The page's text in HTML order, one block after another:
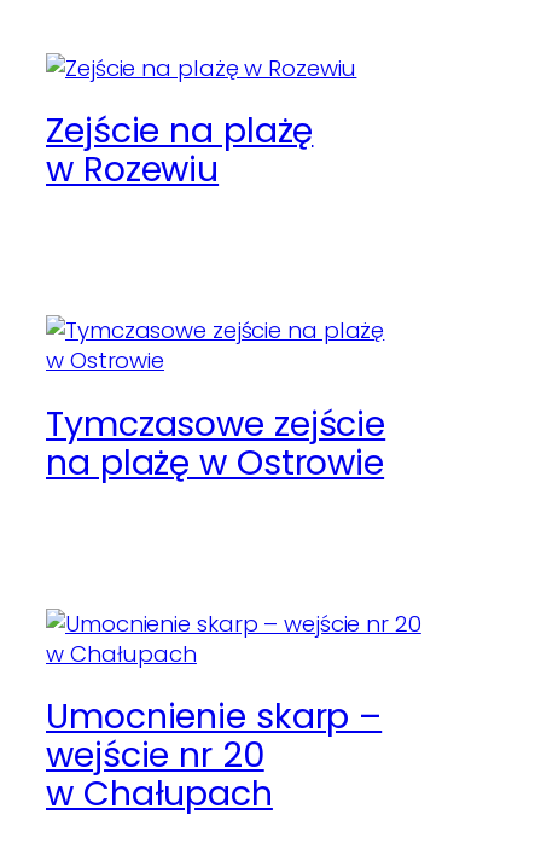
Zejście na plażę
w Rozewiu
Tymczasowe zejście
na plażę w Ostrowie
Umocnienie skarp –
wejście nr 20
w Chałupach